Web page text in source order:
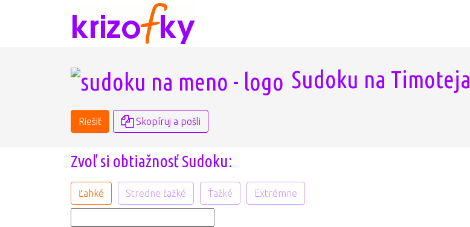
Sudoku na Timoteja
Riešiť Skopíruj a pošli
Zvoľ si obtiažnosť Sudoku:
Ľahké Stredne ťažké Ťažké Extrémne